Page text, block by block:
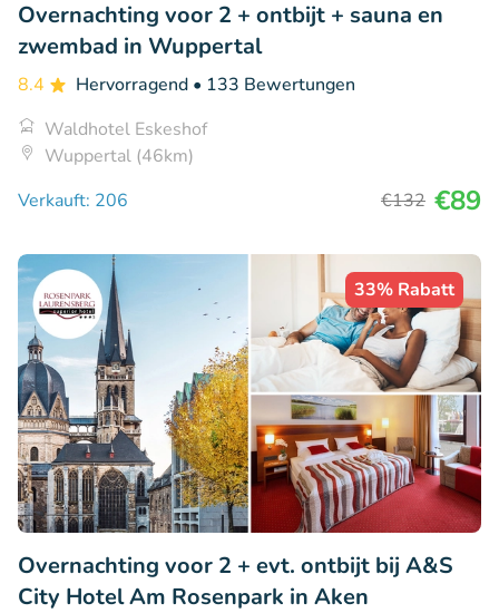
Overnachting voor 2 + ontbijt + sauna en
zwembad in Wuppertal
8.4 Hervorragend • 133 Bewertungen
Waldhotel Eskeshof
Wuppertal (46km)
Verkauft: 206
€132 €89
33% Rabatt
Overnachting voor 2 + evt. ontbijt bij A&S
City Hotel Am Rosenpark in Aken